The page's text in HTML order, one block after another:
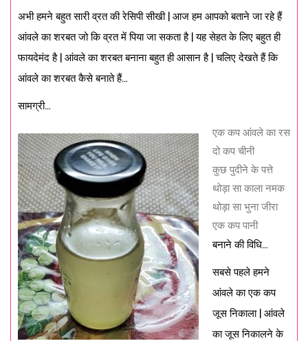
अभी हमने बहुत सारी व्रत की रेसिपी सीखी | आज हम आपको बताने जा रहे हैं
आंवले का शरबत जो कि व्रत में पिया जा सकता है | यह सेहत के लिए बहुत ही
फायदेमंद है | आंवले का शरबत बनाना बहुत ही आसान है | चलिए देखते हैं कि
आंवले का शरबत कैसे बनाते हैं…
सामग्री…
एक कप आंवले का रस
दो कप चीनी
कुछ पुदीने के पत्ते
थोड़ा सा काला नमक
थोड़ा सा भुना जीरा
एक कप पानी
बनाने की विधि…
सबसे पहले हमने
आंवले का एक कप
जूस निकाला | आंवले
का जूस निकालने के